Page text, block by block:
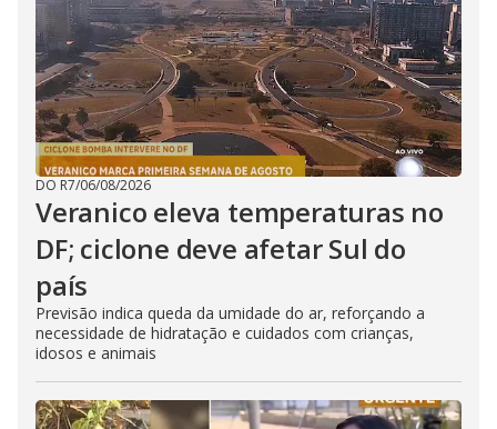
DO R7/06/08/2026
Veranico eleva temperaturas no
DF; ciclone deve afetar Sul do
país
Previsão indica queda da umidade do ar, reforçando a
necessidade de hidratação e cuidados com crianças,
idosos e animais